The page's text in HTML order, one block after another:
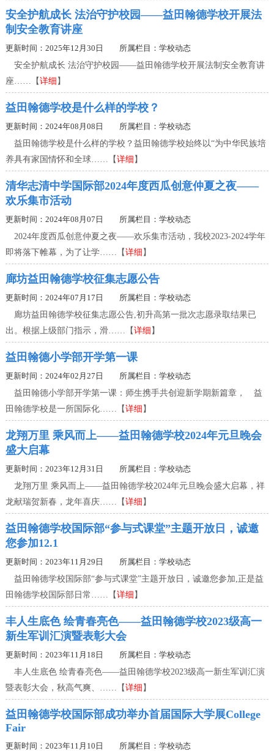
安全护航成长 法治守护校园——益田翰德学校开展法
制安全教育讲座
更新时间：2025年12月30日 所属栏目： 学校动态
安全护航成长 法治守护校园——益田翰德学校开展法制安全教育讲
座……【详细 】
益田翰德学校是什么样的学校？
更新时间：2024年08月08日 所属栏目： 学校动态
益田翰德学校是什么样的学校？益田翰德学校始终以“为中华民族培
养具有家国情怀和全球……【详细 】
清华志清中学国际部2024年度西瓜创意仲夏之夜——
欢乐集市活动
更新时间：2024年08月07日 所属栏目： 学校动态
2024年度西瓜创意仲夏之夜——欢乐集市活动，我校2023-2024学年
即将落下帷幕，为了让学……【详细 】
廊坊益田翰德学校征集志愿公告
更新时间：2024年07月17日 所属栏目： 学校动态
廊坊益田翰德学校征集志愿公告,初升高第一批次志愿录取结果已
出。根据上级部门指示，滑……【详细 】
益田翰德小学部开学第一课
更新时间：2024年02月27日 所属栏目： 学校动态
益田翰德小学部开学第一课：师生携手共创迎新学期新篇章， 益
田翰德学校是一所国际化……【详细 】
龙翔万里 乘风而上——益田翰德学校2024年元旦晚会
盛大启幕
更新时间：2023年12月31日 所属栏目： 学校动态
龙翔万里 乘风而上——益田翰德学校2024年元旦晚会盛大启幕，祥
龙献瑞贺新春，龙年喜庆……【详细 】
益田翰德学校国际部“参与式课堂”主题开放日，诚邀
您参加12.1
更新时间：2023年11月29日 所属栏目： 学校动态
益田翰德学校国际部“参与式课堂”主题开放日，诚邀您参加,正是益
田翰德学校国际部日常……【详细 】
丰人生底色 绘青春亮色——益田翰德学校2023级高一
新生军训汇演暨表彰大会
更新时间：2023年11月18日 所属栏目： 学校动态
丰人生底色 绘青春亮色——益田翰德学校2023级高一新生军训汇演
暨表彰大会，秋高气爽、……【详细 】
益田翰德学校国际部成功举办首届国际大学展College
Fair
更新时间：2023年11月10日 所属栏目： 学校动态